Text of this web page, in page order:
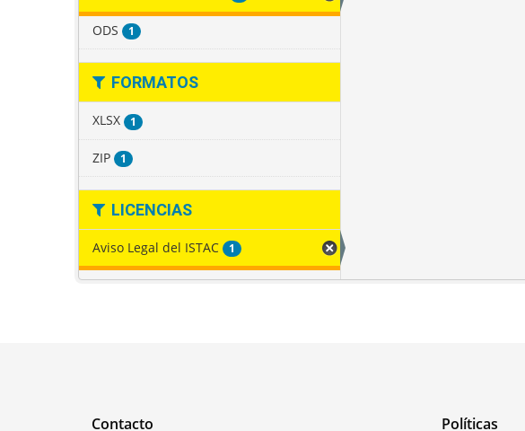
ODS 1
FORMATOS
XLSX 1
ZIP 1
LICENCIAS
Aviso Legal del ISTAC 1
Contacto Políticas